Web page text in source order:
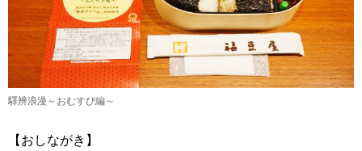
驛辨浪漫～おむすび編～
【おしながき】